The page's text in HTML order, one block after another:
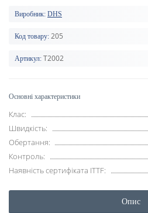
Виробник: DHS
Код товару: 205
Артикул: T2002
Основні характеристики
Клас:
Швидкість:
Обертання:
Контроль:
Наявність сертифіката ITTF:
Опис